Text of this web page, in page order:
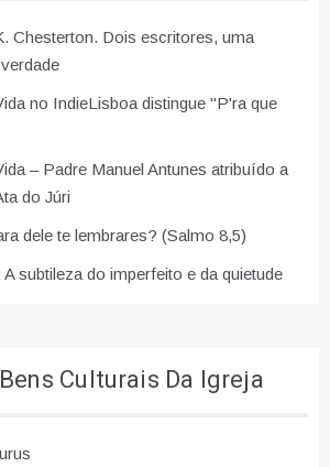
Chesterton. Dois escritores, uma
no IndieLisboa distingue "P'ra que
– Padre Manuel Antunes atribuído a
do Júri
dele te lembrares? (Salmo 8,5)
subtileza do imperfeito e da quietude
Culturais Da Igreja